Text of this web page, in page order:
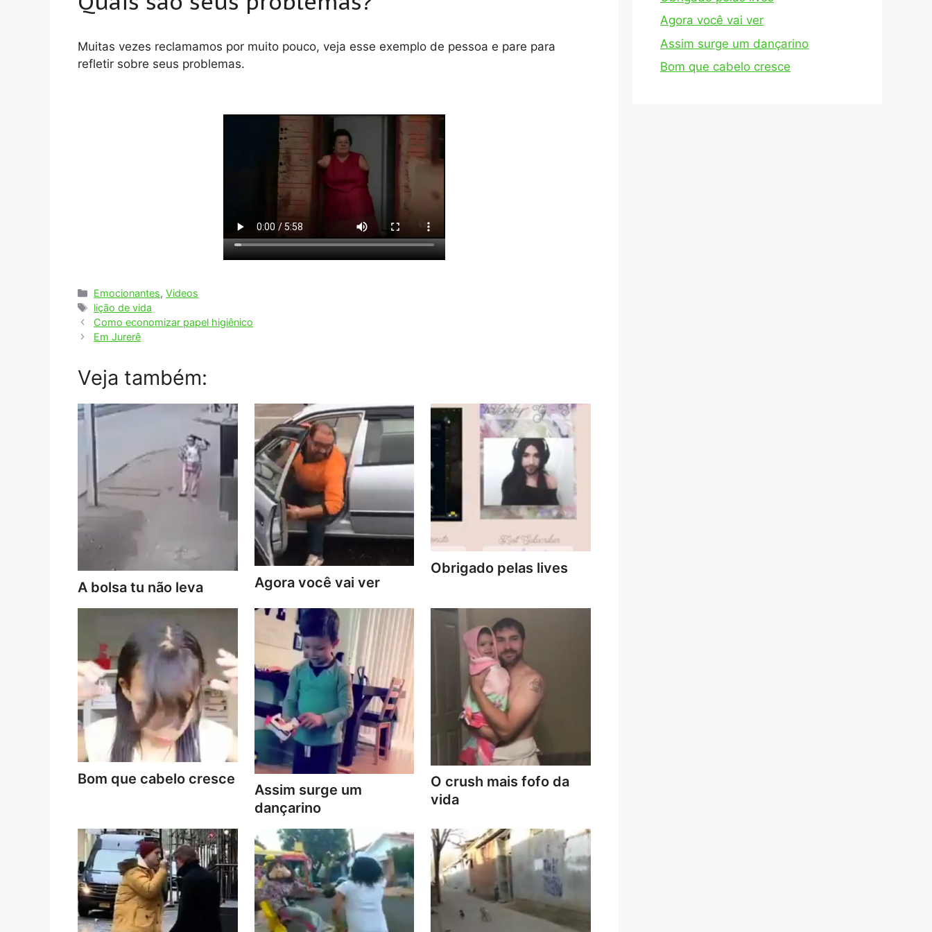
Muitas vezes reclamamos por muito pouco, veja esse exemplo de pessoa e pare para
refletir sobre seus problemas.
Categorias
Emocionantes,Videos
Tags
lição de vida
Como economizar papel higiênico
Em Jurerê
Veja também:
A bolsa tu não leva Agora você vai ver
Obrigado pelas lives
Bom que cabelo cresce
Assim surge um
dançarino
O crush mais fofo da
vida
Agora você vai ver
Assim surge um dançarino
Bom que cabelo cresce